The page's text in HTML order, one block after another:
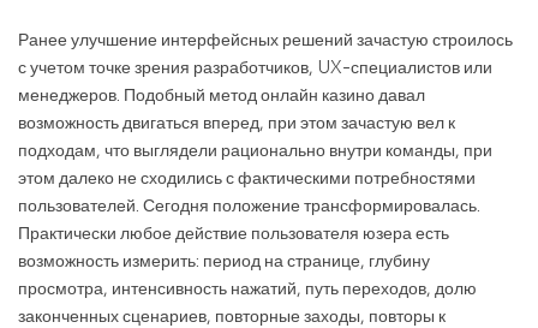
Ранее улучшение интерфейсных решений зачастую строилось
с учетом точке зрения разработчиков, UX-специалистов или
менеджеров. Подобный метод онлайн казино давал
возможность двигаться вперед, при этом зачастую вел к
подходам, что выглядели рационально внутри команды, при
этом далеко не сходились с фактическими потребностями
пользователей. Сегодня положение трансформировалась.
Практически любое действие пользователя юзера есть
возможность измерить: период на странице, глубину
просмотра, интенсивность нажатий, путь переходов, долю
законченных сценариев, повторные заходы, повторы к